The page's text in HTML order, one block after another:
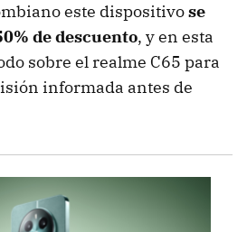
este dispositivose
de descuento, y en esta
sobre el realme C65 para
informada antes de